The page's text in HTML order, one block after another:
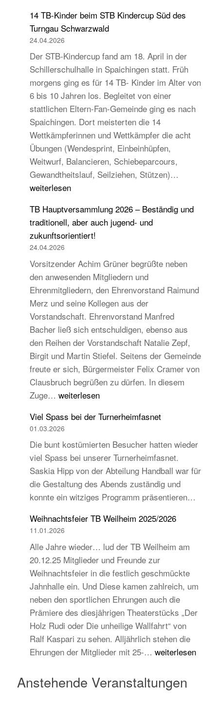
Laufabzeichen
14 TB-Kinder beim STB Kindercup Süd des
Turngau Schwarzwald
24.04.2026
Der STB-Kindercup fand am 18. April in der
Schillerschulhalle in Spaichingen statt. Früh
morgens ging es für 14 TB- Kinder im Alter von
6 bis 10 Jahren los. Begleitet von einer
stattlichen Eltern-Fan-Gemeinde ging es nach
Spaichingen. Dort meisterten die 14
Wettkämpferinnen und Wettkämpfer die acht
Übungen (Wendesprint, Einbeinhüpfen,
Weitwurf, Balancieren, Schiebeparcours,
Gewandtheitslauf, Seilziehen, Stützen)…
beim
des
weiterlesen
TB Hauptversammlung 2026 – Beständig und
traditionell, aber auch jugend- und
zukunftsorientiert!
24.04.2026
Vorsitzender Achim Grüner begrüßte neben
den anwesenden Mitgliedern und
Ehrenmitgliedern, den Ehrenvorstand Raimund
Merz und seine Kollegen aus der
Vorstandschaft. Ehrenvorstand Manfred
Bacher ließ sich entschuldigen, ebenso aus
den Reihen der Vorstandschaft Natalie Zepf,
Birgit und Martin Stiefel. Seitens der Gemeinde
freute er sich, Bürgermeister Felix Cramer von
Clausbruch begrüßen zu dürfen. In diesem
Zuge… TB
2026
–
Beständig
und
traditionell,
aber
auch
jugend-
und
weiterlesen
Viel Spass bei der Turnerheimfasnet
01.03.2026
Die bunt kostümierten Besucher hatten wieder
viel Spass bei unserer Turnerheimfasnet.
Saskia Hipp von der Abteilung Handball war für
die Gestaltung des Abends zuständig und
konnte ein witziges Programm präsentieren…
Weihnachtsfeier TB Weilheim 2025/2026
11.01.2026
Alle Jahre wieder… lud der TB Weilheim am
20.12.25 Mitglieder und Freunde zur
Weihnachtsfeier in die festlich geschmückte
Jahnhalle ein. Und Diese kamen zahlreich, um
neben den sportlichen Ehrungen auch die
Prämiere des diesjährigen Theaterstücks „Der
Holz Rudi oder Die unheilige Wallfahrt“ von
Ralf Kaspari zu sehen. Alljährlich stehen die
Ehrungen der Mitglieder mit 25-… Weihnachtsfeier
2025/2026
weiterlesen
Anstehende Veranstaltungen